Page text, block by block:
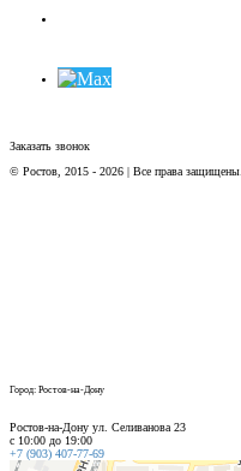
Заказать звонок
© Ростов, 2015 - 2026 | Все права защищены.
Город: Ростов-на-Дону
Ростов-на-Дону ул. Селиванова 23
с 10:00 до 19:00
+7 (903) 407-77-69